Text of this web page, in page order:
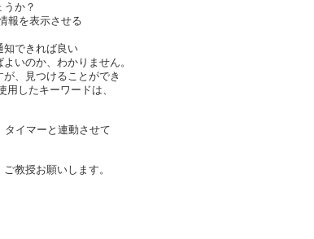
か？
報を表示させる
知できれば良い
いのか、わかりません。
、見つけることができ
用したキーワードは、
タイマーと連動させて
教授お願いします。